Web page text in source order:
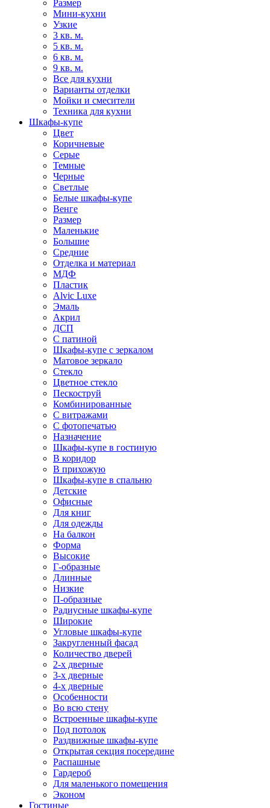
Размер
Мини-кухни
Узкие
3 кв. м.
5 кв. м.
6 кв. м.
9 кв. м.
Все для кухни
Варианты отделки
Мойки и смесители
Техника для кухни
Шкафы-купе
Цвет
Коричневые
Серые
Темные
Черные
Светлые
Белые шкафы-купе
Венге
Размер
Маленькие
Большие
Средние
Отделка и материал
МДФ
Пластик
Alvic Luxe
Эмаль
Акрил
ДСП
С патиной
Шкафы-купе с зеркалом
Матовое зеркало
Стекло
Цветное стекло
Пескоструй
Комбинированные
С витражами
С фотопечатью
Назначение
Шкафы-купе в гостиную
В коридор
В прихожую
Шкафы-купе в спальню
Детские
Офисные
Для книг
Для одежды
На балкон
Форма
Высокие
Г-образные
Длинные
Низкие
П-образные
Радиусные шкафы-купе
Широкие
Угловые шкафы-купе
Закругленный фасад
Количество дверей
2-х дверные
3-х дверные
4-х дверные
Особенности
Во всю стену
Встроенные шкафы-купе
Под потолок
Раздвижные шкафы-купе
Открытая секция посередине
Распашные
Гардероб
Для маленького помещения
Эконом
Гостиные